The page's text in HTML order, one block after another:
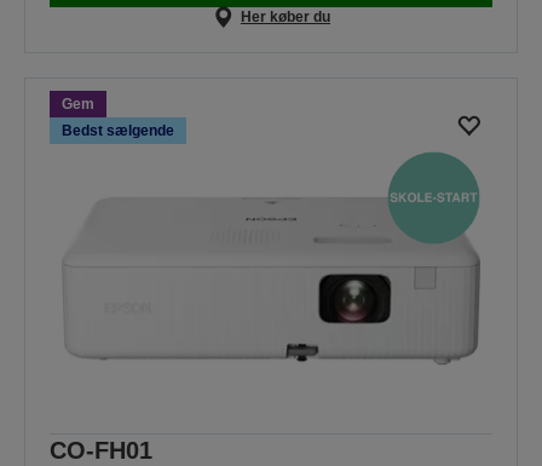
Her køber du
Gem
Bedst sælgende
CO-FH01